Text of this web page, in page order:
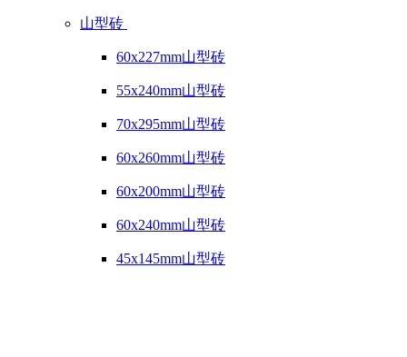
山型砖
60x227mm山型砖
55x240mm山型砖
70x295mm山型砖
60x260mm山型砖
60x200mm山型砖
60x240mm山型砖
45x145mm山型砖